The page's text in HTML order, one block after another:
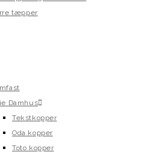
tæpper
Damhus
Tekstkopper
Oda kopper
Toto kopper